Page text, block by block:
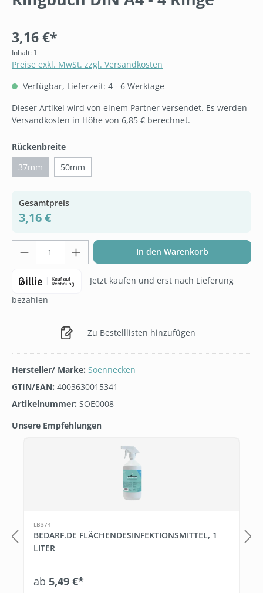
3,16 €*
Inhalt: 1
Preise exkl. MwSt. zzgl. Versandkosten
Verfügbar, Lieferzeit: 4 - 6 Werktage
Dieser Artikel wird von einem Partner versendet. Es werden
Versandkosten in Höhe von 6,85 € berechnet.
Rückenbreiteauswählen
37mm
50mm
Gesamtpreis
3,16 €
Produkt Anzahl: Gib den gewünschten
In den Warenkorb
Jetzt kaufen und erst nach Lieferung
bezahlen
Zu Bestelllisten hinzufügen
Hersteller/ Marke: Soennecken
GTIN/EAN: 4003630015341
Artikelnummer: SOE0008
Unsere Empfehlungen
Produktgalerie überspringen
LB374
BEDARF.DE FLÄCHENDESINFEKTIONSMITTEL, 1
LITER
ab 5,49 €*